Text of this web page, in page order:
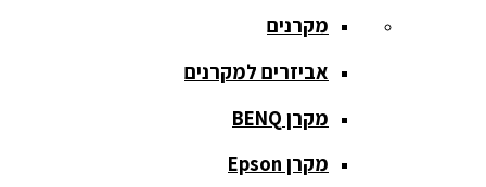
ידני
מסך הקרנה
מסך הקרנה
קבוע
מקרנים
אביזרים למקרנים
מקרן BENQ
מקרן Epson